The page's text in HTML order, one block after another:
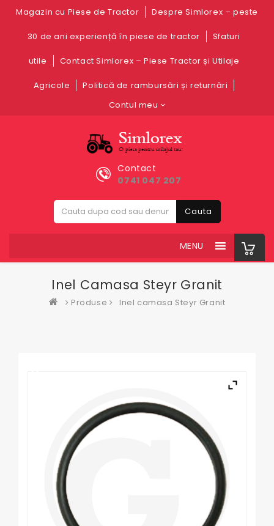
Magazin cu Piese de Tractor Despre Simlorex – peste
30 de ani experiență în piese de tractor Sfaturi
utile Contact Simlorex – Piese Tractor și Utilaje
Agricole
Politică de rambursări și returnări
Contul meu
Contact
0741 047 207
Cauta
MENU
Inel Camasa Steyr Granit
Produse Inel camasa Steyr Granit